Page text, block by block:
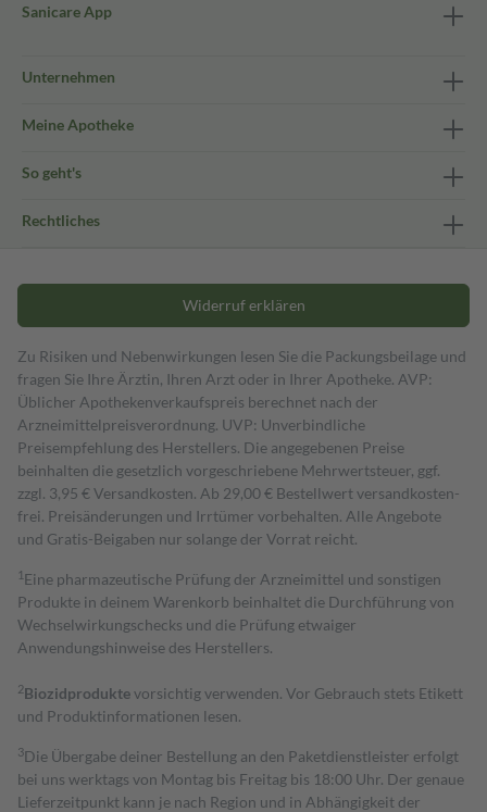
Sanicare App
Unternehmen
Meine Apotheke
So geht's
Rechtliches
Widerruf erklären
Zu Risiken und Nebenwirkungen lesen Sie die Packungsbeilage und
fragen Sie Ihre Ärztin, Ihren Arzt oder in Ihrer Apotheke. AVP:
Üblicher Apothekenverkaufspreis berechnet nach der
Arzneimittelpreisverordnung. UVP: Unverbindliche
Preisempfehlung des Herstellers. Die angegebenen Preise
beinhalten die gesetzlich vorgeschriebene Mehrwertsteuer, ggf.
zzgl. 3,95 € Versandkosten. Ab 29,00 € Bestell­wert versand­kosten­
frei. Preisänderungen und Irrtümer vorbehalten. Alle Angebote
und Gratis-Beigaben nur solange der Vorrat reicht.
1 Eine pharmazeutische Prüfung der Arzneimittel und sonstigen
Produkte in deinem Warenkorb beinhaltet die Durchführung von
Wechselwirkungschecks und die Prüfung etwaiger
Anwendungshinweise des Herstellers.
2Biozidproduktevorsichtig verwenden. Vor Gebrauch stets Etikett
und Produktinformationen lesen.
3Die Übergabe deiner Bestellung an den Paketdienstleister erfolgt
bei uns werktags von Montag bis Freitag bis 18:00 Uhr. Der genaue
Lieferzeitpunkt kann je nach Region und in Abhängigkeit der